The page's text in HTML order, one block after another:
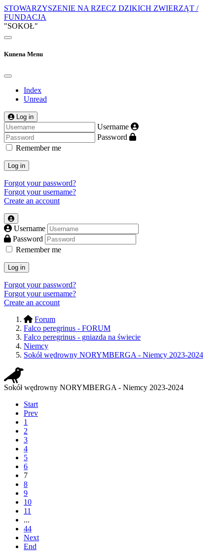
STOWARZYSZENIE NA RZECZ DZIKICH ZWIERZĄT /
FUNDACJA
"SOKOŁ"
Kunena Menu
Index
Unread
Log in
Username
Password
Remember me
Log in
Forgot your password?
Forgot your username?
Create an account
Username
Password
Remember me
Log in
Forgot your password?
Forgot your username?
Create an account
Forum
Falco peregrinus - FORUM
Falco peregrinus - gniazda na świecie
Niemcy
Sokół wędrowny NORYMBERGA - Niemcy 2023-2024
Sokół wędrowny NORYMBERGA - Niemcy 2023-2024
Start
Prev
1
2
3
4
5
6
7
8
9
10
11
...
44
Next
End